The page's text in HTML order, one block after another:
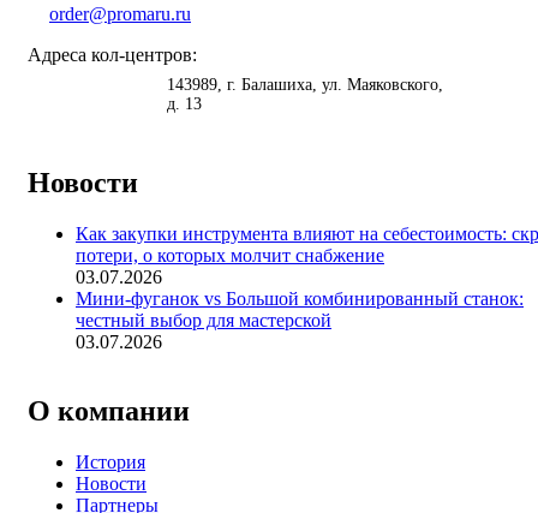
order@promaru.ru
Адреса кол-центров:
143989 , г. Балашиха ул. Маяковского,
д. 13
Новости
Как закупки инструмента влияют на себестоимость:
потери, о которых молчит снабжение
03.07.2026
Мини-фуганок vs Большой комбинированный станок:
честный выбор для мастерской
03.07.2026
О компании
История
Новости
Партнеры